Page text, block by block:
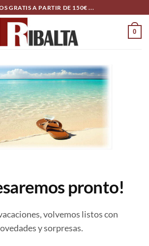
GRATIS A PARTIR DE 150€ ...
0
pronto!
volvemos listos con
y sorpresas.